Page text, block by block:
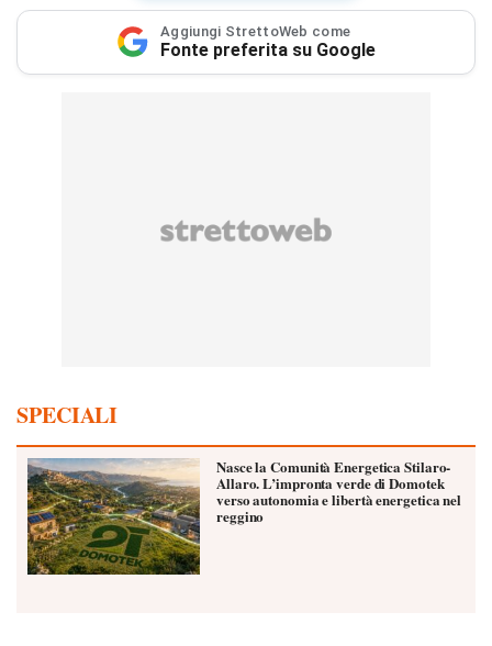
Aggiungi StrettoWeb come
Fonte preferita su Google
SPECIALI
Nasce la Comunità Energetica Stilaro-
Allaro. L’impronta verde di Domotek
verso autonomia e libertà energetica nel
reggino